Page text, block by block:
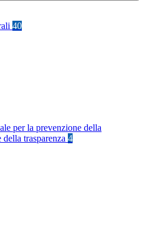
40
per la prevenzione della
trasparenza 4